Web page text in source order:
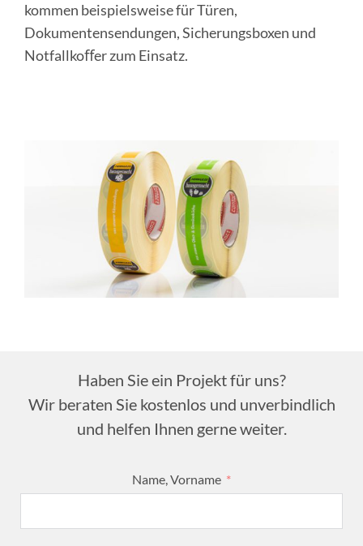
kommen beispielsweise für Türen,
Dokumentensendungen, Sicherungsboxen und
Notfallkoﬀer zum Einsatz.
Haben Sie ein Projekt für uns?
Wir beraten Sie kostenlos und unverbindlich
und helfen Ihnen gerne weiter.
Name, Vorname